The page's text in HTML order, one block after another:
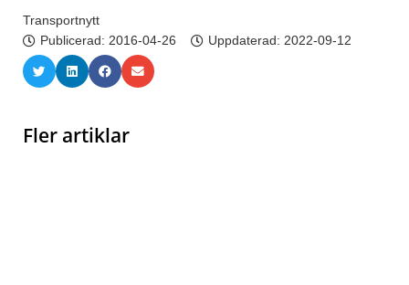
Transportnytt
Publicerad: 2016-04-26 Uppdaterad: 2022-09-12
Fler artiklar